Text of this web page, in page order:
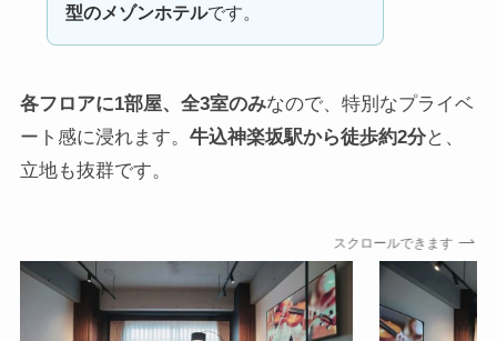
型のメゾンホテルです。
各フロアに1部屋、全3室のみなので、特別なプライベ
ート感に浸れます。 牛込神楽坂駅から徒歩約2分と、
立地も抜群です。
スクロールできます